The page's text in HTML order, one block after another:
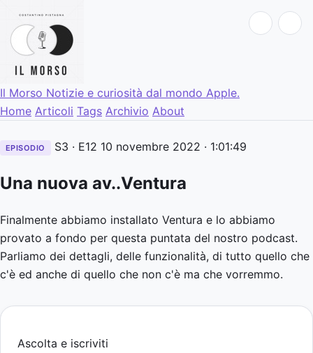
Il Morso Notizie e curiosità dal mondo Apple.
Home Articoli Tags Archivio About
EPISODIO S3 · E12 10 novembre 2022 · 1:01:49
Una nuova av..Ventura
Finalmente abbiamo installato Ventura e lo abbiamo
provato a fondo per questa puntata del nostro podcast.
Parliamo dei dettagli, delle funzionalità, di tutto quello che
c'è ed anche di quello che non c'è ma che vorremmo.
Ascolta e iscriviti